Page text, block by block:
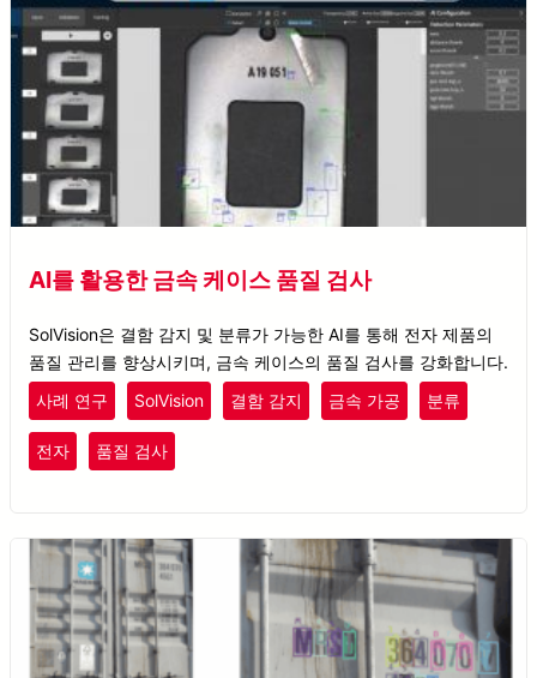
AI를 활용한 금속 케이스 품질 검사
SolVision은 결함 감지 및 분류가 가능한 AI를 통해 전자 제품의
품질 관리를 향상시키며, 금속 케이스의 품질 검사를 강화합니다.
사례 연구
SolVision 결함 감지 금속 가공 분류
전자 품질 검사